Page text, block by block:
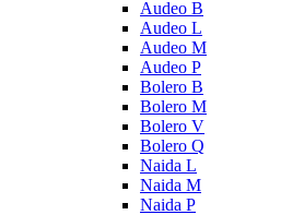
Audeo B
Audeo L
Audeo М
Audeo P
Bolero B
Bolero M
Bolero V
Bolero Q
Naida L
Naida M
Naida P